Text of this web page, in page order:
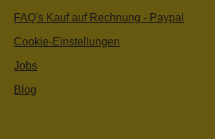
FAQ's Kauf auf Rechnung - Paypal
Cookie-Einstellungen
Jobs
Blog